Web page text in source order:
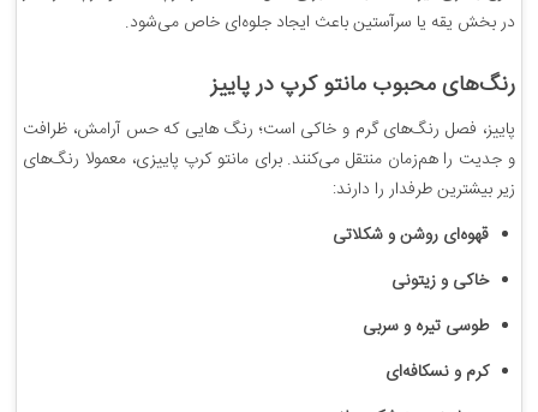
در بخش یقه یا سرآستین باعث ایجاد جلوه‌ای خاص می‌شود.
رنگ‌های محبوب مانتو کرپ در پاییز
پاییز، فصل رنگ‌های گرم و خاکی است؛ رنگ هایی که حس آرامش، ظرافت
و جدیت را هم‌زمان منتقل می‌کنند. برای مانتو کرپ پاییزی، معمولا رنگ‌های
زیر بیشترین طرفدار را دارند:
قهوه‌ای روشن و شکلاتی
خاکی و زیتونی
طوسی تیره و سربی
کرم و نسکافه‌ای